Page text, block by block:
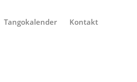
Tangokalender Kontakt